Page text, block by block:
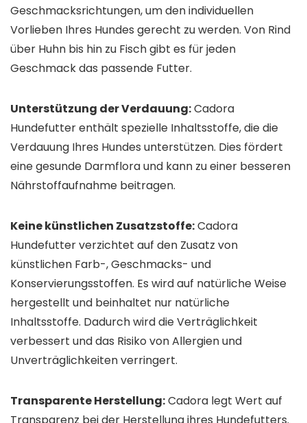
Geschmacksrichtungen, um den individuellen
Vorlieben Ihres Hundes gerecht zu werden. Von Rind
über Huhn bis hin zu Fisch gibt es für jeden
Geschmack das passende Futter.
Unterstützung der Verdauung:Cadora
Hundefutter enthält spezielle Inhaltsstoffe, die die
Verdauung Ihres Hundes unterstützen. Dies fördert
eine gesunde Darmflora und kann zu einer besseren
Nährstoffaufnahme beitragen.
Keine künstlichen Zusatzstoffe:Cadora
Hundefutter verzichtet auf den Zusatz von
künstlichen Farb-, Geschmacks- und
Konservierungsstoffen. Es wird auf natürliche Weise
hergestellt und beinhaltet nur natürliche
Inhaltsstoffe. Dadurch wird die Verträglichkeit
verbessert und das Risiko von Allergien und
Unverträglichkeiten verringert.
Transparente Herstellung:Cadora legt Wert auf
Transparenz bei der Herstellung ihres Hundefutters.